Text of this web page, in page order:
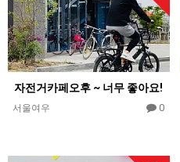
자전거카페오후 ~ 너무 좋아요!
서울여우 0